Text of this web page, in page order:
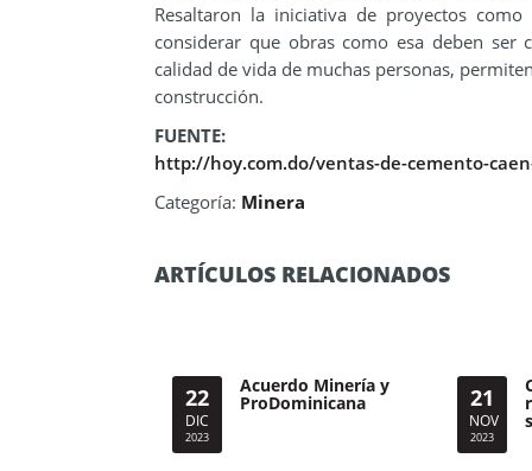
Resaltaron la iniciativa de proyectos
considerar que obras como esa deben
calidad de vida de muchas personas,
construcción.
FUENTE:
http://hoy.com.do/ventas-de-cemento-
Categoría: Minera
ARTÍCULOS RELACIONADOS
22
DIC
2023
Acuerdo Minería y
ProDominicana 21
NOV
2023